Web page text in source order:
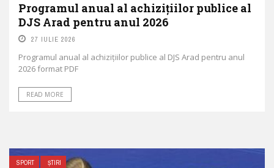
Programul anual al achizițiilor publice al
DJS Arad pentru anul 2026
27 IULIE 2026
Programul anual al achizițiilor publice al DJS Arad pentru anul
2026 format PDF
READ MORE
SPORT ȘTIRI